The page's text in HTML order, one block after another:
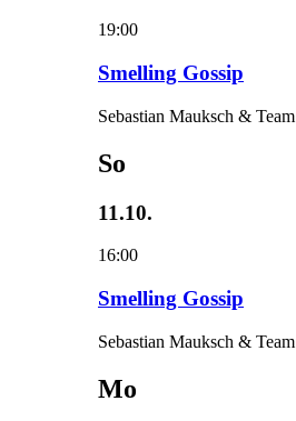
19:00
Smelling Gossip
Sebastian Mauksch & Team
So
11.10.
16:00
Smelling Gossip
Sebastian Mauksch & Team
Mo